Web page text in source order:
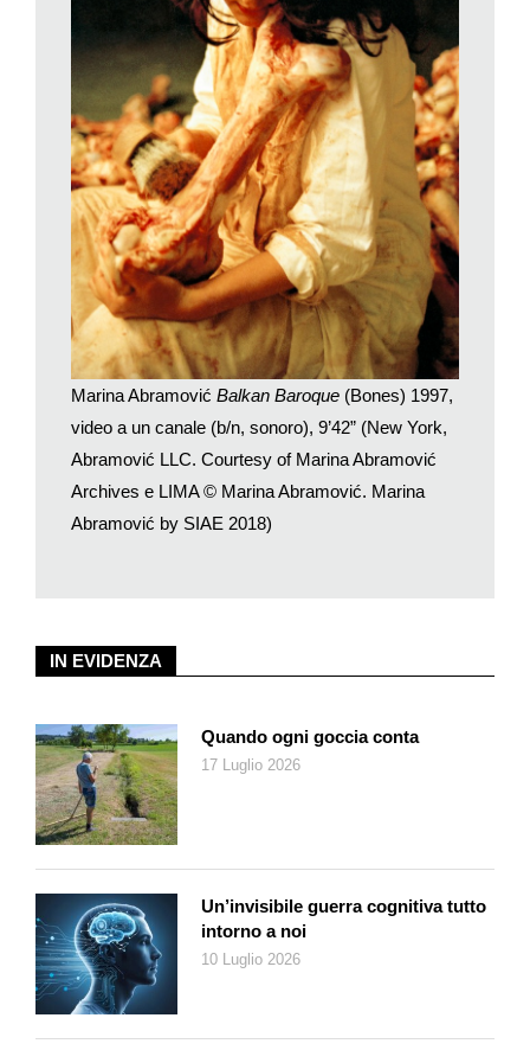
Ma torniamo alle re-performance. Il lunedì, il giovedì e il
venerdì dalle 15 alle 16 e la domenica dalle 12 alle 13 ha luogo
Luminosity . Un lavoro presentato alla Galleria Sean Kelly di
New York nel 1977. Qui nuda resta in equilibrio sul sellino di
una bicicletta con i piedi sospesi in aria e le braccia e le gambe
che si alzano e si abbassano lentamente.
Altri lavori coinvolgono il pubblico. ComeCounting the Rice
2015 nel quale i partecipanti dopo aver depositato borse,
cappotti, orologi e fotocamere in un armadietto indossano delle
cuffie isolanti. Si siedono a un tavolo con al centro un mucchio
di riso e lenticchie mescolati assieme. Mediante una bacchetta
separano il riso dalle lenticchie e contano i chicchi annotando i
risultati su un foglio. Scrive l’artista: «Viviamo in un periodo
difficile in cui il tempo vale sempre di più perché ne abbiamo
sempre meno. Per questo motivo vorrei dare al pubblico
l’opportunità di sperimentare e di riflettere su vacuità, tempo e
spazio, luminosità e vuoto. Durante tale esperimento spero
che i partecipanti si connettano con loro stessi e con il
presente, il fugace attimo del qui e ora».
della sopportazione, come
qualsiasi cosa con 72 oggetti posti su un tavolo vicino. Oggetti
quali pistole, chiodi, catene, vernice, coltelli, bisturi, lacci… Le
tagliarono la maglietta facendola rimanere a torso nudo, le
allargarono le gambe e «conficcarono il coltello a poca
distanza dal sesso», qualcuno le tagliò il collo e succhiò il
ucciderti», scrive. Poi l’incontro con Ulay e infine l’ultimo
periodo, maggiormente meditativo e trascendentale, che la
vede avvicinarsi al buddhismo e al misticismo. Oggi Marina
coinvolge sempre più il pubblico, cambia posizione e, come
scrive Lena Essling in catalogo, «diventa silenziosa partner del
dialogo o catalizzatrice della partecipazione altrui, come la
IN EVIDENZA
Quando ogni goccia conta
17 Luglio 2026
Un’invisibile guerra cognitiva tutto
intorno a noi
10 Luglio 2026
Marina Abramović Balkan Baroque (Bones) 1997,
video a un canale (b/n, sonoro), 9’42” (New York,
Abramović LLC. Courtesy of Marina Abramović
Archives e LIMA © Marina Abramović. Marina
Abramović by SIAE 2018)